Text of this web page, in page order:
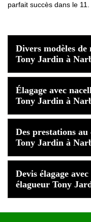
parfait succès dans le 11.
Divers modèles de
Tony Jardin à
Élagage avec
Tony Jardin à
Des prestations
Tony Jardin à
Devis élagage
élagueur Tony